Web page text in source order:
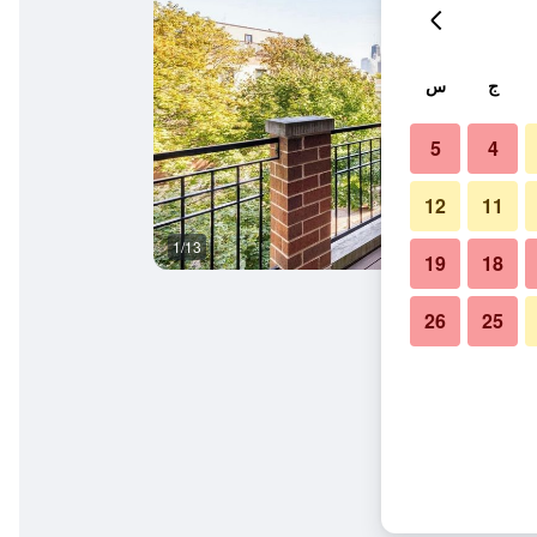
1/13
ج س
4
5
11
12
18
19
25
26